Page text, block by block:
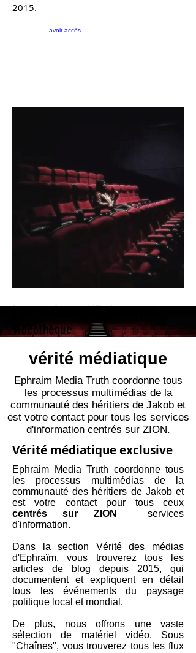
2015.
avoir accès
Le cinéma d'Ephraïm
Vidéothèque
vérité médiatique
Ephraim Media Truth coordonne tous
les processus multimédias de la
communauté des héritiers de Jakob et
est votre contact pour tous les services
d'information centrés sur ZION.
Vérité médiatique exclusive
Ephraim Media Truth coordonne tous
les processus multimédias de la
communauté des héritiers de Jakob et
est votre contact pour tous ceux
centrés sur ZION
services
d'information.
Dans la section Vérité des médias
d'Ephraïm, vous trouverez tous les
articles de blog depuis 2015, qui
documentent et expliquent en détail
tous les événements du paysage
politique local et mondial.
De plus, nous offrons une vaste
sélection de matériel vidéo. Sous
"Chaînes", vous trouverez tous les flux